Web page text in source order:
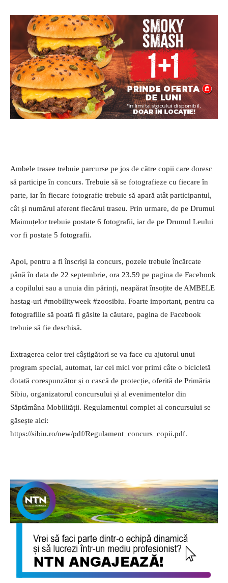
Ambele trasee trebuie parcurse pe jos de către copii care doresc
să participe în concurs. Trebuie să se fotografieze cu fiecare în
parte, iar în fiecare fotografie trebuie să apară atât participantul,
cât și numărul aferent fiecărui traseu. Prin urmare, de pe Drumul
Maimuțelor trebuie postate 6 fotografii, iar de pe Drumul Leului
vor fi postate 5 fotografii.
Apoi, pentru a fi înscriși la concurs, pozele trebuie încărcate
până în data de 22 septembrie, ora 23.59 pe pagina de Facebook
a copilului sau a unuia din părinți, neapărat însoțite de AMBELE
hastag-uri #mobilityweek #zoosibiu. Foarte important, pentru ca
fotografiile să poată fi găsite la căutare, pagina de Facebook
trebuie să fie deschisă.
Extragerea celor trei câștigători se va face cu ajutorul unui
program special, automat, iar cei mici vor primi câte o bicicletă
dotată corespunzător și o cască de protecție, oferită de Primăria
Sibiu, organizatorul concursului și al evenimentelor din
Săptămâna Mobilității. Regulamentul complet al concursului se
găsește aici:
https://sibiu.ro/new/pdf/Regulament_concurs_copii.pdf.